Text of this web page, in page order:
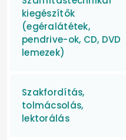
kiegészítők
(egéralátétek,
pendrive-ok, CD, DVD
lemezek)
Szakfordítás,
tolmácsolás,
lektorálás